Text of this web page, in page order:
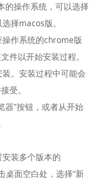
的操作系统，可以选择
择macos版。
作系统的chrome版
件以开始安装过程。
。安装过程中可能会
受。
器”按钮，或者从开始
装多个版本的
桌面空白处，选择“新